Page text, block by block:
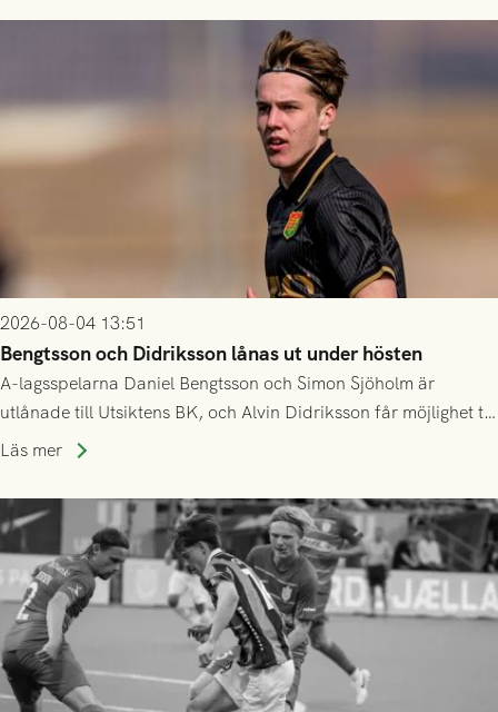
2026-08-04 13:51
Bengtsson och Didriksson lånas ut under hösten
A-lagsspelarna Daniel Bengtsson och Simon Sjöholm är
utlånade till Utsiktens BK, och Alvin Didriksson får möjlighet till
speltid i Hestrafors genom föreningssamarbete.
Läs mer